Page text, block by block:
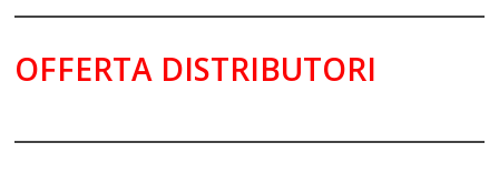
OFFERTA DISTRIBUTORI